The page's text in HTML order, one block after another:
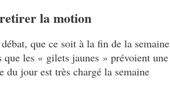
la motion
que ce soit à la fin de la semaine
les « gilets jaunes » prévoient une
du jour est très chargé la semaine